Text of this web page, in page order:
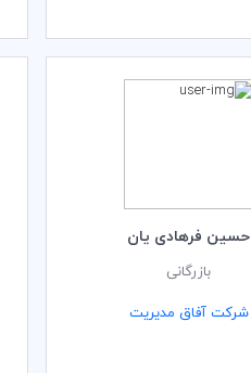
حسین فرهادی یان
بازرگانی
شرکت آفاق مدیریت